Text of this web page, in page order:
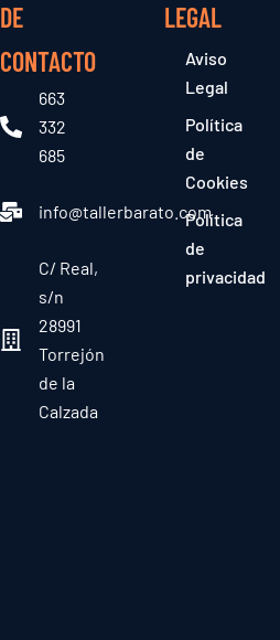
DE
CONTACTO
663
332
685
info@tallerbarato.com
C/ Real,
s/n
28991
Torrejón
de la
Calzada
LEGAL
Aviso
Legal
Política
de
Cookies
Política
de
privacidad